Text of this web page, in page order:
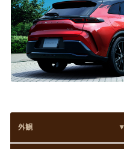
外観